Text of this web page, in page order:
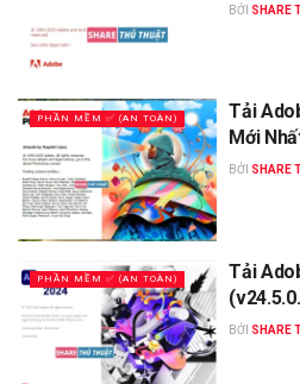
BỞI SHARE
PHẦN MỀM ✅ (AN TOÀN)
Tải
Mới
BỞI SHARE
PHẦN MỀM ✅ (AN TOÀN)
Tải
BỞI SHARE